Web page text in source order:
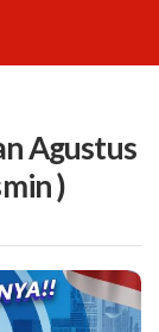
Agustus
)